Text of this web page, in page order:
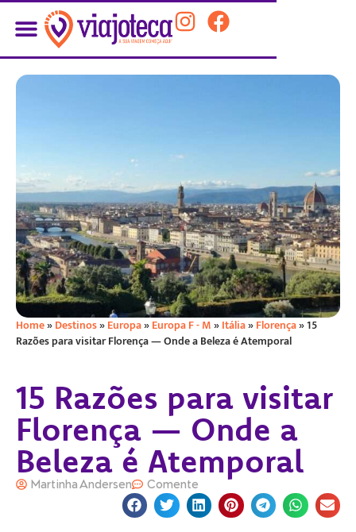
Home»Destinos»Europa»Europa F - M»Itália»Florença»15
Razões para visitar Florença — Onde a Beleza é Atemporal
15 Razões para visitar
Florença — Onde a
Beleza é Atemporal
Martinha Andersen Comente